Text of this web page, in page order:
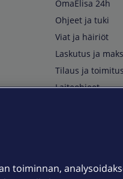
OmaElisa 24h
Ohjeet ja tuki
Viat ja häiriöt
Laskutus ja
Tilaus ja toimitus
Laiteohjeet
Kuuluvuuskartta
toiminnan,